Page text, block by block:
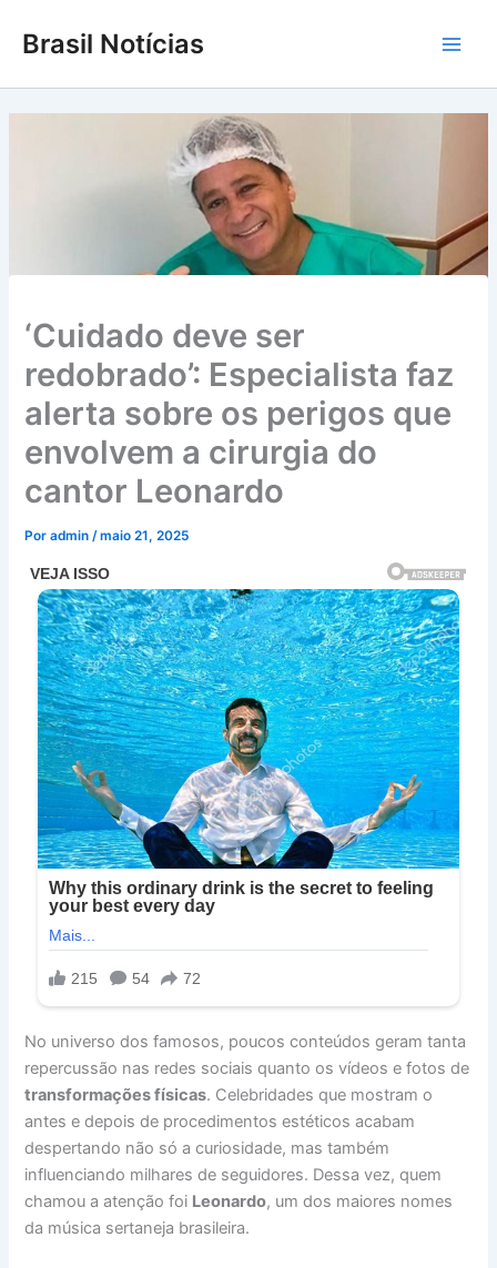
para
conteúdo
Brasil Notícias
‘Cuidado deve ser
redobrado’: Especialista faz
alerta sobre os perigos que
envolvem a cirurgia do
cantor Leonardo
Poradmin/maio 21, 2025
No universo dos famosos, poucos conteúdos geram tanta
repercussão nas redes sociais quanto os vídeos e fotos de
transformações físicas. Celebridades que mostram o
antes e depois de procedimentos estéticos acabam
despertando não só a curiosidade, mas também
influenciando milhares de seguidores. Dessa vez, quem
chamou a atenção foi Leonardo, um dos maiores nomes
da música sertaneja brasileira.